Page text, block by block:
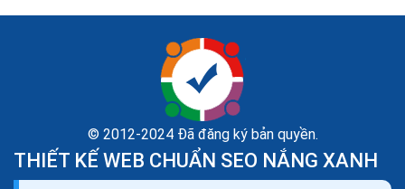
© 2012-2024 Đã đăng ký bản quyền.
THIẾT KẾ WEB CHUẨN SEO NẮNG XANH